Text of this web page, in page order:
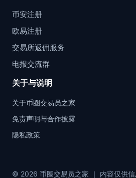
币安注册
欧易注册
交易所返佣服务
电报交流群
关于与说明
关于币圈交易员之家
免责声明与合作披露
隐私政策
© 2026 币圈交易员之家 ｜ 内容仅供